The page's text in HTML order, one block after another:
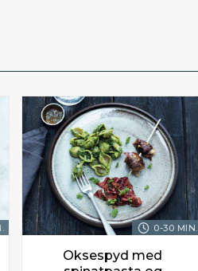
0-30 MIN.
Oksespyd med